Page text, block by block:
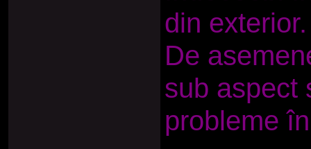
din exterior.
De
sub aspect
probleme